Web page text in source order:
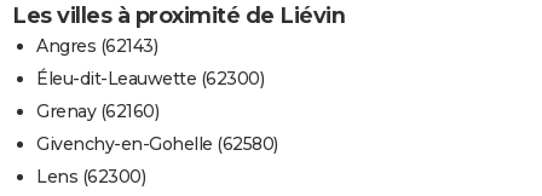
Les villes à proximité de Liévin
Angres (62143)
Éleu-dit-Leauwette (62300)
Grenay (62160)
Givenchy-en-Gohelle (62580)
Lens (62300)